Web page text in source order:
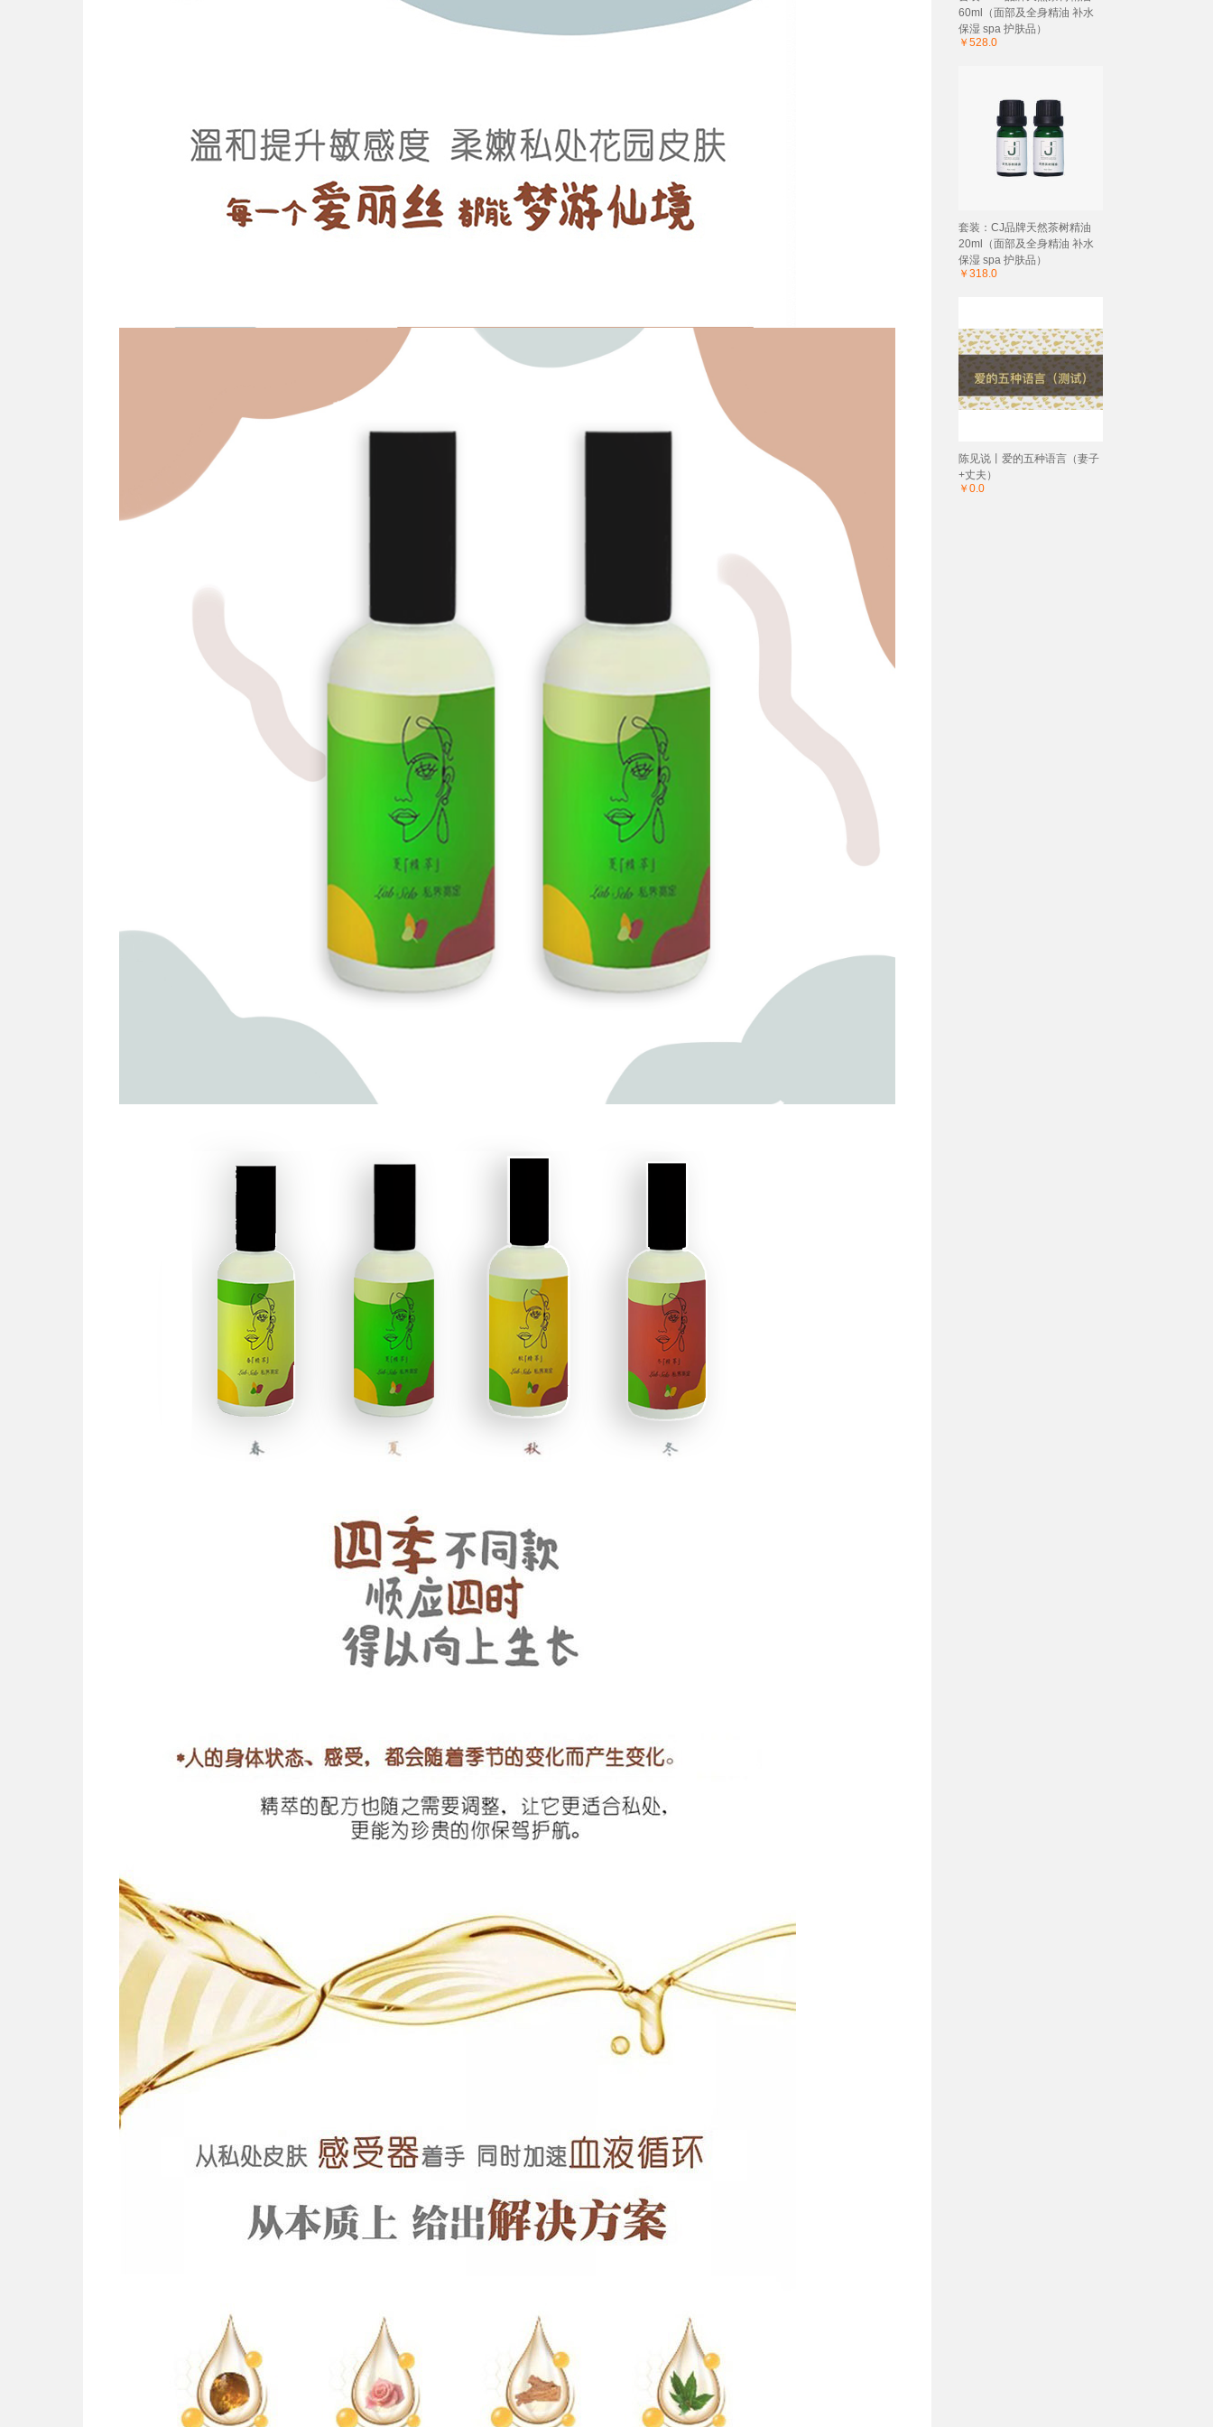
60ml（面部及全身精油 补水
保湿 spa 护肤品）
￥528.0
套装：CJ品牌天然茶树精油
20ml（面部及全身精油 补水
保湿 spa 护肤品）
￥318.0
陈见说丨爱的五种语言（妻子
+丈夫）
￥0.0